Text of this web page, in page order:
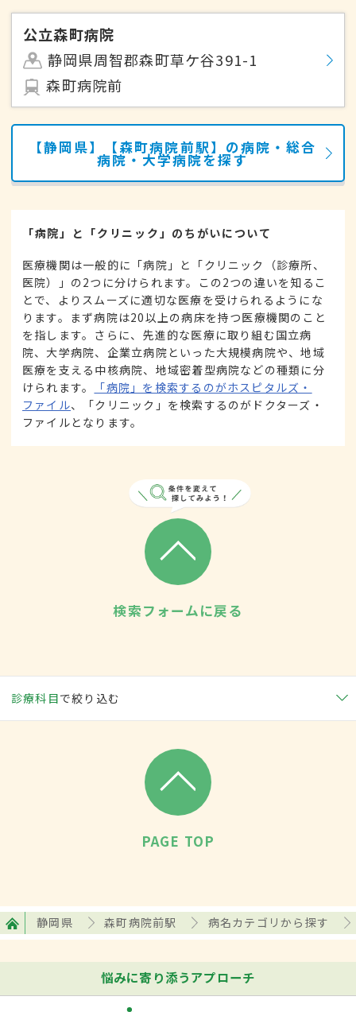
公立森町病院
静岡県周智郡森町草ケ谷391-1
森町病院前
【静岡県】【森町病院前駅】の病院・総合
病院・大学病院を探す
「病院」と「クリニック」のちがいについて
医療機関は一般的に「病院」と「クリニック（診療所、
医院）」の2つに分けられます。この2つの違いを知るこ
とで、よりスムーズに適切な医療を受けられるようにな
ります。まず病院は20以上の病床を持つ医療機関のこと
を指します。さらに、先進的な医療に取り組む国立病
院、大学病院、企業立病院といった大規模病院や、地域
医療を支える中核病院、地域密着型病院などの種類に分
けられます。
「病院」を検索するのがホスピタルズ・
ファイル、「クリニック」を検索するのがドクターズ・
ファイルとなります。
検索フォームに戻る
診療科目で絞り込む
PAGE TOP
静岡県 森町病院前駅 病名カテゴリから探す
悩みに寄り添うアプローチ